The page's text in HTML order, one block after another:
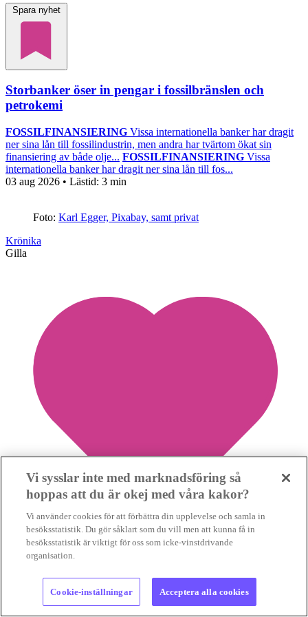
Spara nyhet
Storbanker öser in pengar i fossilbränslen och
petrokemi
FOSSILFINANSIERING Vissa internationella banker har dragit
ner sina lån till fossilindustrin, men andra har tvärtom ökat sin
finansiering av både olje... FOSSILFINANSIERING Vissa
internationella banker har dragit ner sina lån till fos...
03 aug 2026 • Lästid: 3 min
Foto: Karl Egger, Pixabay, samt privat
Krönika
Gilla
Spara nyhet
Vi sysslar inte med marknadsföring så
hoppas att du är okej med våra kakor?
Vi använder cookies för att förbättra din upplevelse och samla in
besöksstatistik. Du gör såklart som du vill men att kunna få in
besöksstatistik är viktigt för oss som icke-vinstdrivande
organisation.
Cookie-inställningar Acceptera alla cookies